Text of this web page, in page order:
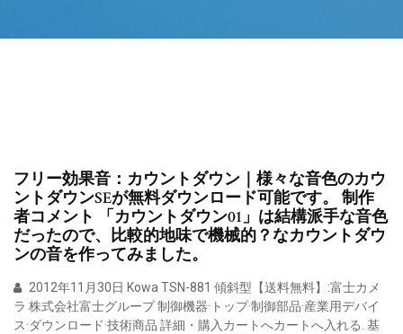
フリー効果音：カウントダウン｜様々な音色のカウ
ントダウンSEが無料ダウンロード可能です。 制作
者コメント 「カウントダウン01」は結構派手な音色
だったので、比較的地味で機械的？なカウントダウ
ンの音を作ってみました。
2012年11月30日 Kowa TSN-881 傾斜型【送料無料】:富士カメ
ラ 株式会社富士グループ 制御機器·トップ·制御部品·産業用デバイ
ス·ダウンロード·技術商品 詳細・購入カートへカートへ入れる. 基